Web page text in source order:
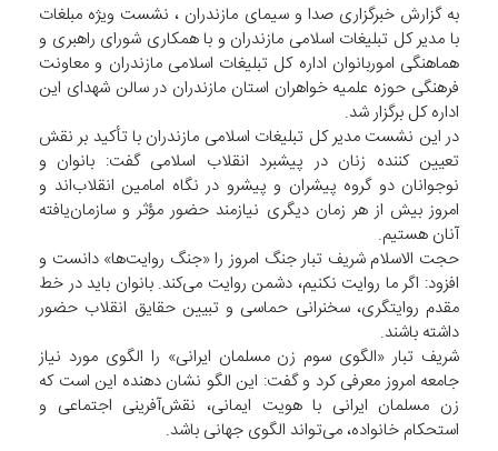
به گزارش خبرگزاری صدا و سیمای مازندران ، نشست ویژه مبلغات
با مدیر کل تبلیغات اسلامی مازندران و با همکاری شورای راهبری و
هماهنگی اموربانوان اداره کل تبلیغات اسلامی مازندران و معاونت
فرهنگی حوزه علمیه خواهران استان مازندران در سالن شهدای این
اداره کل برگزار شد.
در این نشست مدیر کل تبلیغات اسلامی مازندران با تأکید بر نقش
تعیین کننده زنان در پیشبرد انقلاب اسلامی گفت: بانوان و
نوجوانان دو گروه پیشران و پیشرو در نگاه امامین انقلاب‌اند و
امروز بیش از هر زمان دیگری نیازمند حضور مؤثر و سازمان‌یافته
آنان هستیم.
حجت الاسلام شریف تبار جنگ امروز را «جنگ روایت‌ها» دانست و
افزود: اگر ما روایت نکنیم، دشمن روایت می‌کند. بانوان باید در خط
مقدم روایتگری، سخنرانی حماسی و تبیین حقایق انقلاب حضور
داشته باشند.
شریف تبار «الگوی سوم زن مسلمان ایرانی» را الگوی مورد نیاز
جامعه امروز معرفی کرد و گفت: این الگو نشان دهنده این است که
زن مسلمان ایرانی با هویت ایمانی، نقش‌آفرینی اجتماعی و
استحکام خانواده، می‌تواند الگوی جهانی باشد.